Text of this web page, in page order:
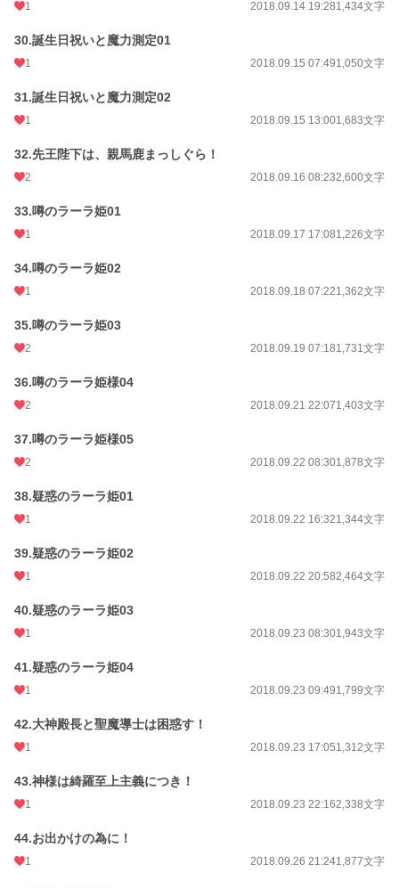
1 2018.09.14 19:281,434文字
30.誕生日祝いと魔力測定01
1 2018.09.15 07:491,050文字
31.誕生日祝いと魔力測定02
1 2018.09.15 13:001,683文字
32.先王陛下は、親馬鹿まっしぐら！
2 2018.09.16 08:232,600文字
33.噂のラーラ姫01
1 2018.09.17 17:081,226文字
34.噂のラーラ姫02
1 2018.09.18 07:221,362文字
35.噂のラーラ姫03
2 2018.09.19 07:181,731文字
36.噂のラーラ姫様04
2 2018.09.21 22:071,403文字
37.噂のラーラ姫様05
2 2018.09.22 08:301,878文字
38.疑惑のラーラ姫01
1 2018.09.22 16:321,344文字
39.疑惑のラーラ姫02
1 2018.09.22 20:582,464文字
40.疑惑のラーラ姫03
1 2018.09.23 08:301,943文字
41.疑惑のラーラ姫04
1 2018.09.23 09:491,799文字
42.大神殿長と聖魔導士は困惑す！
1 2018.09.23 17:051,312文字
43.神様は綺羅至上主義につき！
1 2018.09.23 22:162,338文字
44.お出かけの為に！
1 2018.09.26 21:241,877文字